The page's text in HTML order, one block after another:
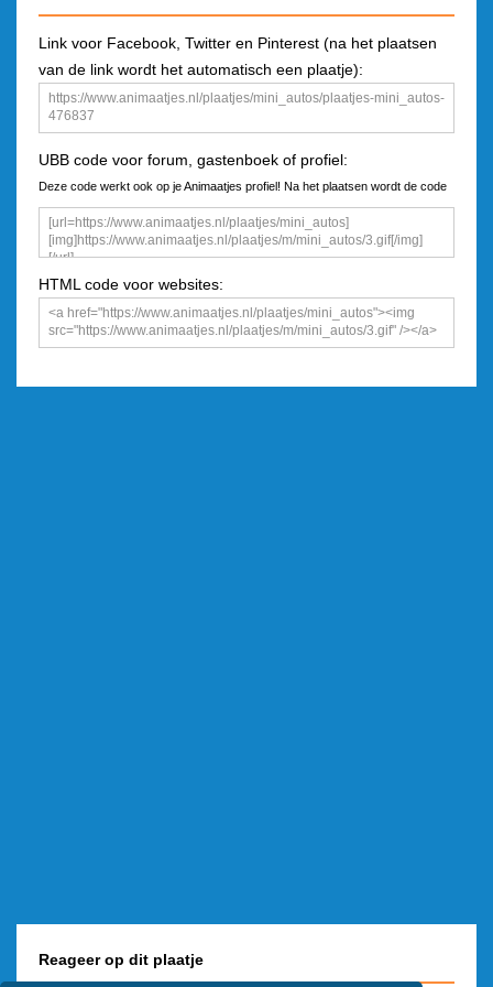
Link voor Facebook, Twitter en Pinterest (na het plaatsen
van de link wordt het automatisch een plaatje):
UBB code voor forum, gastenboek of profiel:
Deze code werkt ook op je Animaatjes profiel! Na het plaatsen wordt de code
een plaatje
HTML code voor websites:
Reageer op dit plaatje